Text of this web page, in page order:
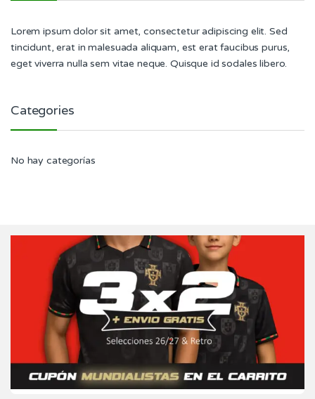
Lorem ipsum dolor sit amet, consectetur adipiscing elit. Sed
tincidunt, erat in malesuada aliquam, est erat faucibus purus,
eget viverra nulla sem vitae neque. Quisque id sodales libero.
Categories
No hay categorías